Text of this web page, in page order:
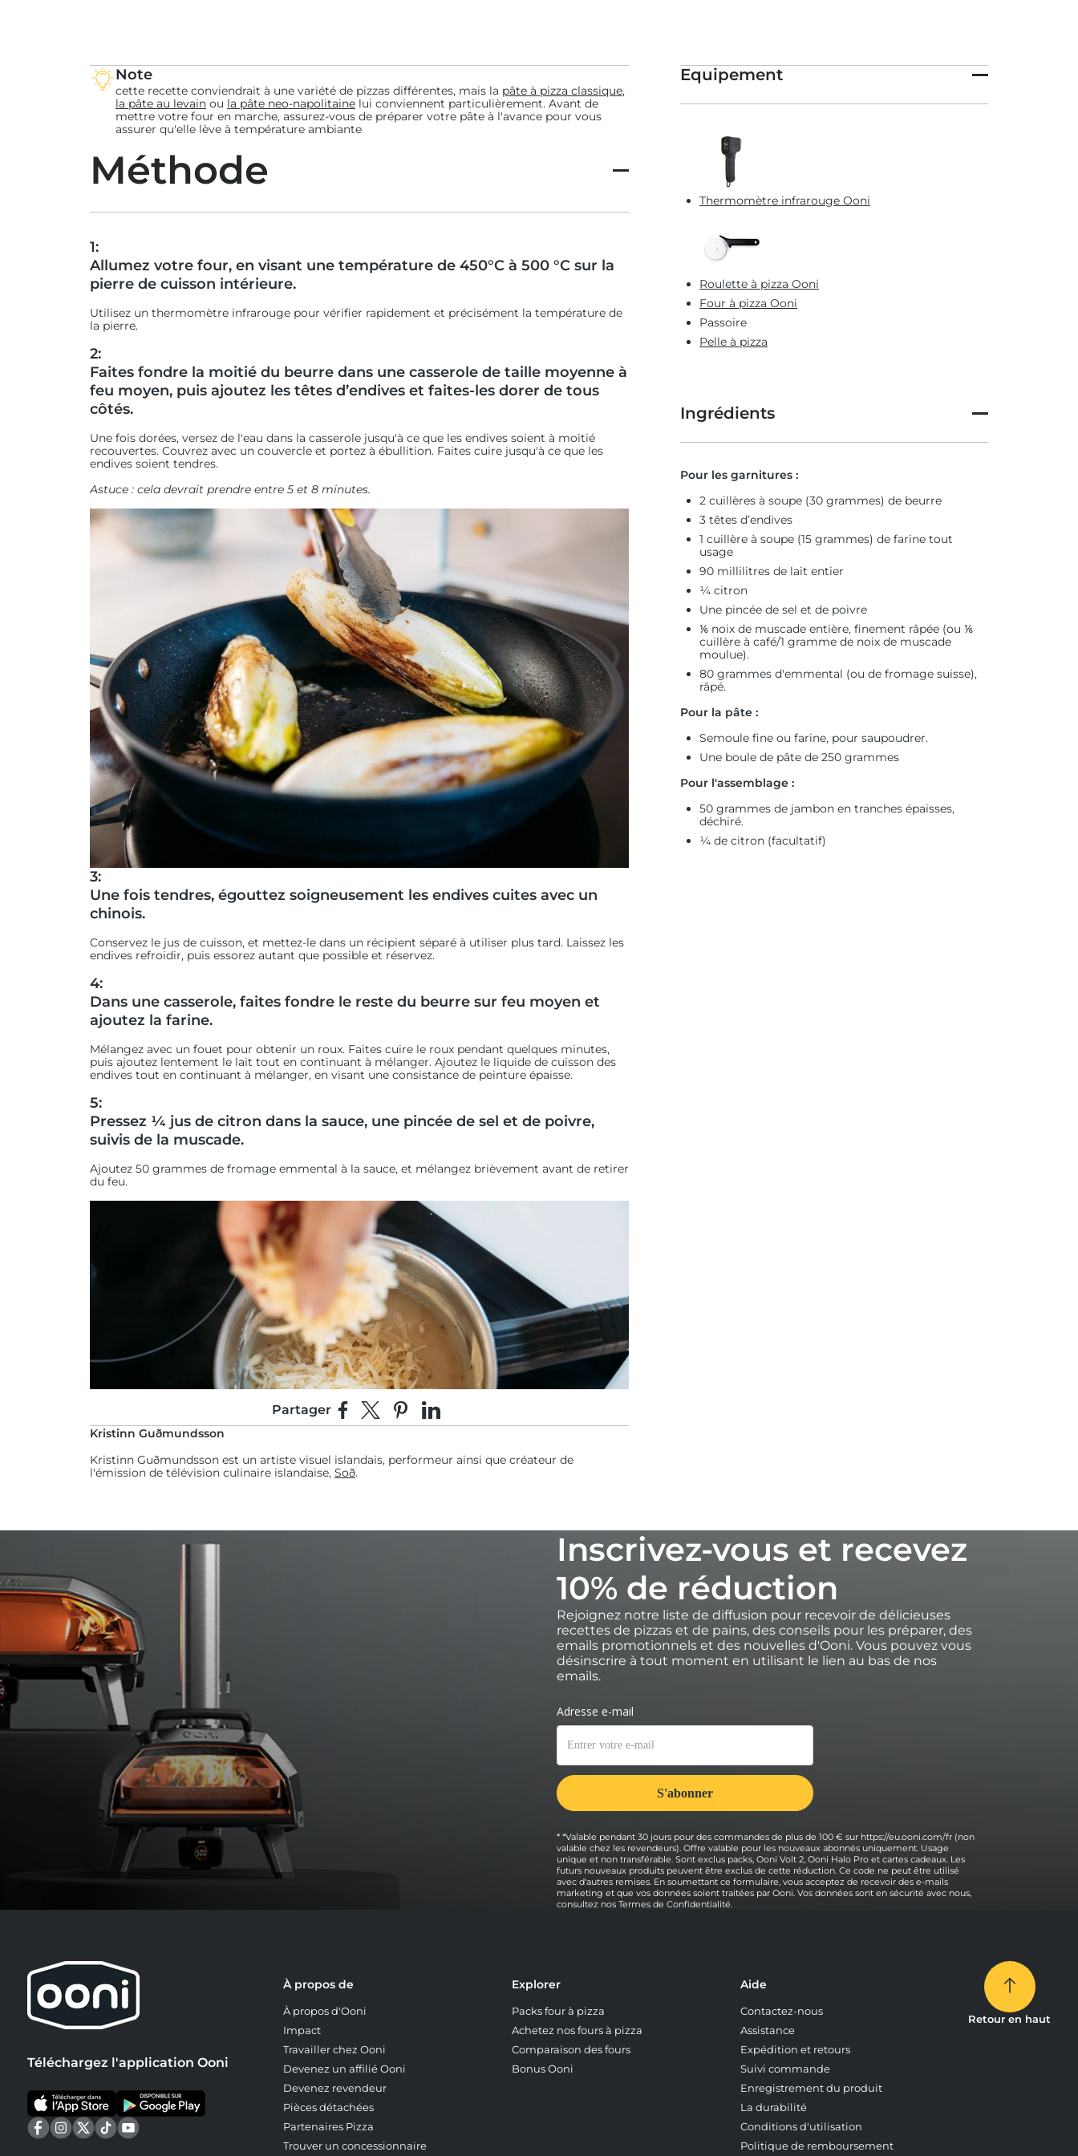
Note
cette recette conviendrait à une variété de pizzas différentes, mais la pâte à pizza classique,
la pâte au levain ou la pâte neo-napolitaine lui conviennent particulièrement. Avant de
mettre votre four en marche, assurez-vous de préparer votre pâte à l'avance pour vous
assurer qu'elle lève à température ambiante
Méthode
1:
Allumez votre four, en visant une température de 450°C à 500 °C sur la
pierre de cuisson intérieure.
Utilisez un thermomètre infrarouge pour vérifier rapidement et précisément la température de
la pierre.
2:
Faites fondre la moitié du beurre dans une casserole de taille moyenne à
feu moyen, puis ajoutez les têtes d’endives et faites-les dorer de tous
côtés.
Une fois dorées, versez de l'eau dans la casserole jusqu'à ce que les endives soient à moitié
recouvertes. Couvrez avec un couvercle et portez à ébullition. Faites cuire jusqu'à ce que les
endives soient tendres.
Astuce : cela devrait prendre entre 5 et 8 minutes.
3:
Une fois tendres, égouttez soigneusement les endives cuites avec un
chinois.
Conservez le jus de cuisson, et mettez-le dans un récipient séparé à utiliser plus tard. Laissez les
endives refroidir, puis essorez autant que possible et réservez.
4:
Dans une casserole, faites fondre le reste du beurre sur feu moyen et
ajoutez la farine.
Mélangez avec un fouet pour obtenir un roux. Faites cuire le roux pendant quelques minutes,
puis ajoutez lentement le lait tout en continuant à mélanger. Ajoutez le liquide de cuisson des
endives tout en continuant à mélanger, en visant une consistance de peinture épaisse.
5:
Pressez ¼ jus de citron dans la sauce, une pincée de sel et de poivre,
suivis de la muscade.
Ajoutez 50 grammes de fromage emmental à la sauce, et mélangez brièvement avant de retirer
du feu.
Une fois que le roux a refroidi, coupez la chicorée en fines rondelles et
mettez de côté.
7:
Placez une boule de pâte sur votre surface de travail légèrement farinée.
Poussez l'air du centre vers les bords avec vos doigts. Étalez la pâte jusqu'à obtenir une base de
30 cm de diamètre, puis posez la pâte sur votre pelle à pizza légèrement farinée.
8:
Avec une grande cuillère (ou une louche), étalez une couche uniforme de
sauce au fromage sur la base.
Ajoutez les morceaux de jambon, puis saupoudrez d’une couche uniforme d’endives par-dessus.
Pour finir, ajoutez le reste du fromage.
Partager Partager sur Facebook
Partager sur X
Épingler sur Pinterest
Partager sur LinkedIn
Kristinn Guðmundsson
Kristinn Guðmundsson est un artiste visuel islandais, performeur ainsi que créateur de
l'émission de télévision culinaire islandaise, Soð.
Equipement
Thermomètre infrarouge Ooni
Roulette à pizza Ooni
Four à pizza Ooni
Passoire
Pelle à pizza
Ingrédients
Pour les garnitures :
2 cuillères à soupe (30 grammes) de beurre
3 têtes d’endives
1 cuillère à soupe (15 grammes) de farine tout
usage
90 millilitres de lait entier
¼ citron
Une pincée de sel et de poivre
⅙ noix de muscade entière, finement râpée (ou ⅙
cuillère à café/1 gramme de noix de muscade
moulue).
80 grammes d'emmental (ou de fromage suisse),
râpé.
Pour la pâte :
Semoule fine ou farine, pour saupoudrer.
Une boule de pâte de 250 grammes
Pour l'assemblage :
50 grammes de jambon en tranches épaisses,
déchiré.
¼ de citron (facultatif)
Inscrivez-vous et recevez
10% de réduction
Rejoignez notre liste de diffusion pour recevoir de délicieuses
recettes de pizzas et de pains, des conseils pour les préparer, des
emails promotionnels et des nouvelles d'Ooni. Vous pouvez vous
désinscrire à tout moment en utilisant le lien au bas de nos
emails.
* *Valable pendant 30 jours pour des commandes de plus de 100 € sur https://eu.ooni.com/fr (non
valable chez les revendeurs). Offre valable pour les nouveaux abonnés uniquement. Usage
unique et non transférable. Sont exclus packs, Ooni Volt 2, Ooni Halo Pro et cartes cadeaux. Les
futurs nouveaux produits peuvent être exclus de cette réduction. Ce code ne peut être utilisé
avec d'autres remises. En soumettant ce formulaire, vous acceptez de recevoir des e-mails
marketing et que vos données soient traitées par Ooni. Vos données sont en sécurité avec nous,
consultez nos Termes de Confidentialité.
Téléchargez l'application Ooni
À propos de
À propos d'Ooni
Impact
Travailler chez Ooni
Devenez un affilié Ooni
Devenez revendeur
Pièces détachées
Partenaires Pizza
Trouver un concessionnaire
Explorer
Packs four à pizza
Achetez nos fours à pizza
Comparaison des fours
Bonus Ooni
Aide
Contactez-nous
Assistance
Expédition et retours
Suivi commande
Enregistrement du produit
La durabilité
Conditions d'utilisation
Politique de remboursement
Retour en haut